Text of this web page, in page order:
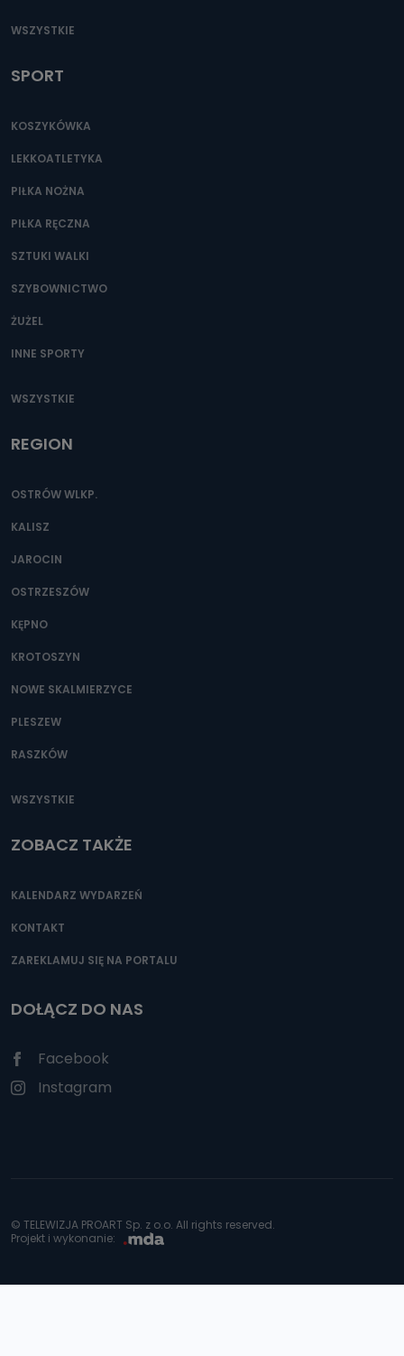
WSZYSTKIE
SPORT
KOSZYKÓWKA
LEKKOATLETYKA
PIŁKA NOŻNA
PIŁKA RĘCZNA
SZTUKI WALKI
SZYBOWNICTWO
ŻUŻEL
INNE SPORTY
WSZYSTKIE
REGION
OSTRÓW WLKP.
KALISZ
JAROCIN
OSTRZESZÓW
KĘPNO
KROTOSZYN
NOWE SKALMIERZYCE
PLESZEW
RASZKÓW
WSZYSTKIE
ZOBACZ TAKŻE
KALENDARZ WYDARZEŃ
KONTAKT
ZAREKLAMUJ SIĘ NA PORTALU
DOŁĄCZ DO NAS
Facebook
Instagram
© TELEWIZJA PROART Sp. z o.o. All rights reserved.
Projekt i wykonanie: